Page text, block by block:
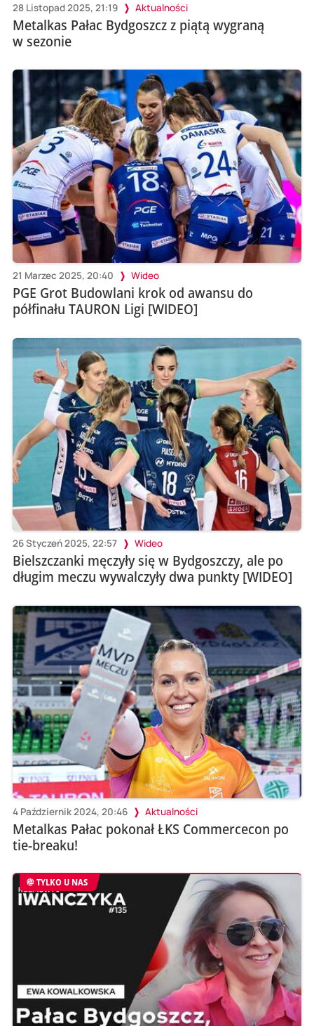
28 Listopad 2025, 21:19 Aktualności
Metalkas Pałac Bydgoszcz z piątą wygraną
w sezonie
21 Marzec 2025, 20:40 Wideo
PGE Grot Budowlani krok od awansu do
półfinału TAURON Ligi [WIDEO]
26 Styczeń 2025, 22:57 Wideo
Bielszczanki męczyły się w Bydgoszczy, ale po
długim meczu wywalczyły dwa punkty [WIDEO]
4 Październik 2024, 20:46 Aktualności
Metalkas Pałac pokonał ŁKS Commercecon po
tie-breaku!
TYLKO U NAS